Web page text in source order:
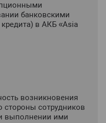
банковскими
в АКБ «Asia
возникновения
стороны сотрудников
выполнении ими